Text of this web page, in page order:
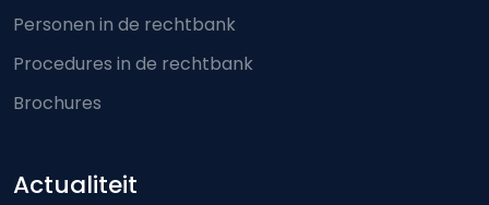
Personen in de rechtbank
Procedures in de rechtbank
Brochures
Actualiteit